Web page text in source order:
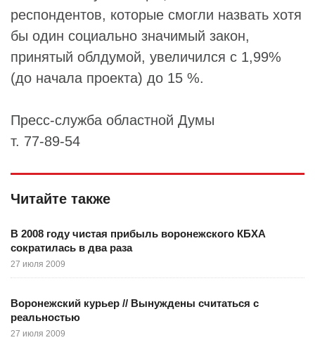
респондентов, которые смогли назвать хотя
бы один социально значимый закон,
принятый облдумой, увеличился с 1,99%
(до начала проекта) до 15 %.
Пресс-служба областной Думы
т. 77-89-54
Читайте также
В 2008 году чистая прибыль воронежского КБХА
сократилась в два раза
27 июля 2009
Воронежский курьер // Вынуждены считаться с
реальностью
27 июля 2009